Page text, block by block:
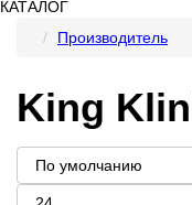
КАТАЛОГ
Производитель
King